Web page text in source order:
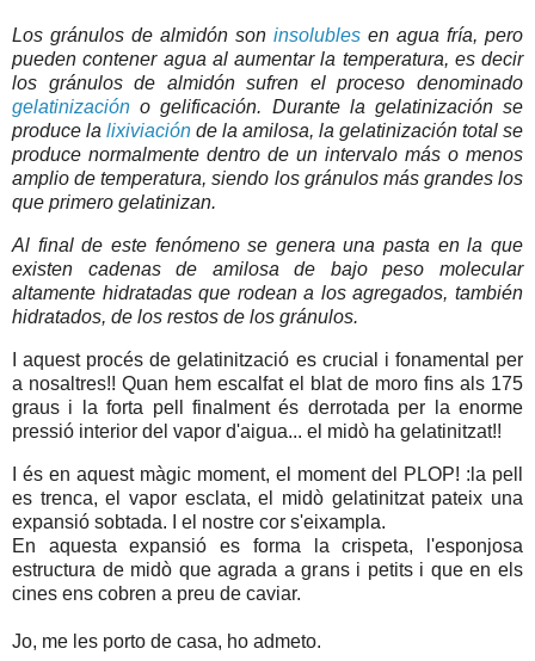
Los gránulos de almidón son insolubles en agua fría, pero
pueden contener agua al aumentar la temperatura, es decir
los gránulos de almidón sufren el proceso denominado
gelatinización o gelificación. Durante la gelatinización se
produce la lixiviación de la amilosa, la gelatinización total se
produce normalmente dentro de un intervalo más o menos
amplio de temperatura, siendo los gránulos más grandes los
que primero gelatinizan.
Al final de este fenómeno se genera una pasta en la que
existen cadenas de amilosa de bajo peso molecular
altamente hidratadas que rodean a los agregados, también
hidratados, de los restos de los gránulos.
I aquest procés de gelatinització es crucial i fonamental per
a nosaltres!! Quan hem escalfat el blat de moro fins als 175
graus i la forta pell finalment és derrotada per la enorme
pressió interior del vapor d'aigua... el midò ha gelatinitzat!!
I és en aquest màgic moment, el moment del PLOP! :la pell
es trenca, el vapor esclata, el midò gelatinitzat pateix una
expansió sobtada. I el nostre cor s'eixampla.
En aquesta expansió es forma la crispeta, l'esponjosa
estructura de midò que agrada a grans i petits i que en els
cines ens cobren a preu de caviar.
Jo, me les porto de casa, ho admeto.